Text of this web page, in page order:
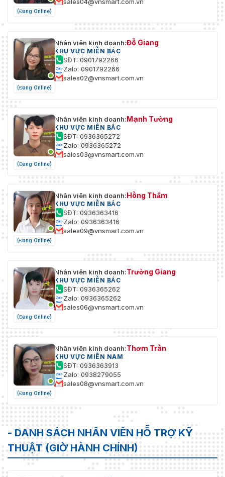
(Đang Online)
(Đang Online)
Nhân viên kinh doanh:Đỗ Giang
KHU VỰC MIỀN BẮC
SĐT: 0901792266
Zalo: 0901792266
sales02@vnsmart.com.vn
(Đang Online)
Nhân viên kinh doanh:Mạnh Tường
KHU VỰC MIỀN BẮC
SĐT: 0936365272
Zalo: 0936365272
sales03@vnsmart.com.vn
(Đang Online)
Nhân viên kinh doanh:Hồng Thắm
KHU VỰC MIỀN BẮC
SĐT: 0936363416
Zalo: 0936363416
sales09@vnsmart.com.vn
(Đang Online)
Nhân viên kinh doanh:Trường Giang
KHU VỰC MIỀN BẮC
SĐT: 0936365262
Zalo: 0936365262
sales06@vnsmart.com.vn
(Đang Online)
Nhân viên kinh doanh:Thơm Trần
KHU VỰC MIỀN NAM
SĐT: 0936363913
Zalo: 0938279055
sales08@vnsmart.com.vn
- DANH SÁCH NHÂN VIÊN HỖ TRỢ KỸ
THUẬT (GIỜ HÀNH CHÍNH)